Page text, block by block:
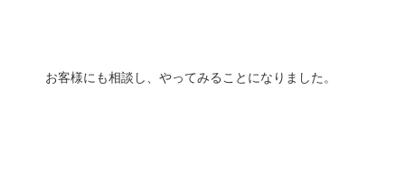
お客様にも相談し、やってみることになりました。